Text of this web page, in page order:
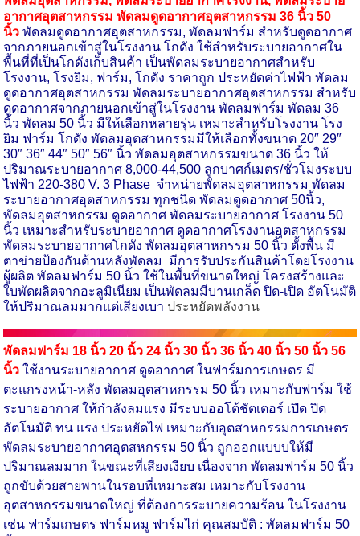
อากาศอุตสาหกรรม พัดลมดูดอากาศอุตสาหกรรม 36 นิ้ว 50
นิ้ว พัดลมดูดอากาศอุตสาหกรรม, พัดลมฟาร์ม สำหรับดูดอากาศ
จากภายนอกเข้าสู่ในโรงงาน โกดัง ใช้สำหรับระบายอากาศใน
พื้นที่ที่เป็นโกดังเก็บสินค้า เป็นพัดลมระบายอากาศสำหรับ
โรงงาน, โรงยิม, ฟาร์ม, โกดัง ราคาถูก ประหยัดค่าไฟฟ้า พัดลม
ดูดอากาศอุตสาหกรรม พัดลมระบายอากาศอุตสาหกรรม สำหรับ
ดูดอากาศจากภายนอกเข้าสู่ในโรงงาน พัดลมฟาร์ม พัดลม 36
นิ้ว พัดลม 50 นิ้ว มีให้เลือกหลายรุ่น เหมาะสำหรับโรงงาน โรง
ยิม ฟาร์ม โกดัง พัดลมอุตสาหกรรมมีให้เลือกทั้งขนาด 20″ 29″
30″ 36″ 44″ 50″ 56″ นิ้ว พัดลมอุตสาหกรรมขนาด 36 นิ้ว ให้
ปริมาณระบายอากาศ 8,000-44,500 ลูกบาศก์เมตร/ชั่วโมงระบบ
ไฟฟ้า 220-380 V. 3 Phase จำหน่ายพัดลมอุตสาหกรรม พัดลม
ระบายอากาศอุตสาหกรรม ทุกชนิด พัดลมดูดอากาศ 50นิ้ว,
พัดลมอุตสาหกรรม ดูดอากาศ พัดลมระบายอากาศ โรงงาน 50
นิ้ว เหมาะสำหรับระบายอากาศ ดูดอากาศโรงงานอุตสาหกรรม
พัดลมระบายอากาศโกดัง พัดลมอุตสาหกรรม 50 นิ้ว ตั้งพื้น มี
ตาข่ายป้องกันด้านหลังพัดลม มีการรับประกันสินค้าโดยโรงงาน
ผู้ผลิต พัดลมฟาร์ม 50 นิ้ว ใช้ในพื้นที่ขนาดใหญ่ โครงสร้างและ
ใบพัดผลิตจากอะลูมิเนียม เป็นพัดลมมีบานเกล็ด ปิด-เปิด อัตโนมัติ
ให้ปริมาณลมมากแต่เสียงเบา ประหยัดพลังงาน
พัดลมฟาร์ม 18 นิ้ว 20 นิ้ว 24 นิ้ว 30 นิ้ว 36 นิ้ว40 นิ้ว50 นิ้ว56
นิ้ว ใช้งานระบายอากาศ ดูดอากาศ ในฟาร์มการเกษตร มี
ตะแกรงหน้า-หลัง พัดลมอุตสาหกรรม 50 นิ้ว เหมาะกับฟาร์ม ใช้
ระบายอากาศ ให้กำลังลมแรง มีระบบออโต้ชัตเตอร์ เปิด ปิด
อัตโนมัติ ทน แรง ประหยัดไฟ เหมาะกับอุตสาหกรรมการเกษตร
พัดลมระบายอากาศอุตสหกรรม 50 นิ้ว ถูกออกแบบบให้มี
ปริมาณลมมาก ในขณะที่เสียงเงียบ เนื่องจาก พัดลมฟาร์ม 50 นิ้ว
ถูกขับด้วยสายพานในรอบที่เหมาะสม เหมาะกับโรงงาน
อุตสาหกรรมขนาดใหญ่ ที่ต้องการระบายความร้อน ในโรงงาน
เช่น ฟาร์มเกษตร ฟาร์มหมู ฟาร์มไก่ คุณสมบัติ : พัดลมฟาร์ม 50